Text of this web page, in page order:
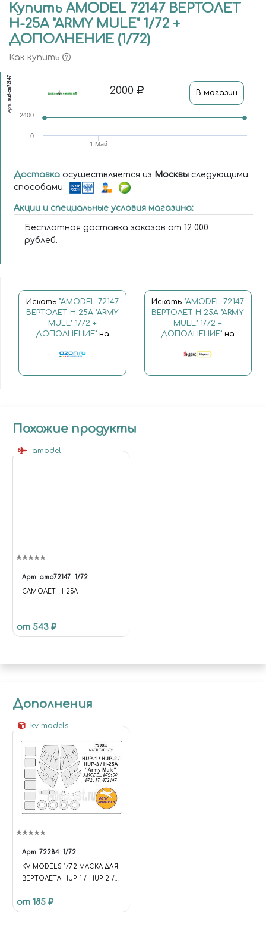
Купить AMODEL 72147 ВЕРТОЛЕТ
H-25A "ARMY MULE" 1/72 +
ДОПОЛНЕНИE (1/72)
Как купить
Арт.
sud-am72147 2000 В магазин
1 Май
0
2400
Доставка осуществляется из Москвы следующими
способами:
Акции и специальные условия магазина:
Бесплатная доставка заказов от 12 000
рублей.
Искать "AMODEL 72147
ВЕРТОЛЕТ H-25A "ARMY
MULE" 1/72 +
ДОПОЛНЕНИE"на
Искать "AMODEL 72147
ВЕРТОЛЕТ H-25A "ARMY
MULE" 1/72 +
ДОПОЛНЕНИE" на
Похожие продукты
amodel
Арт. amo72147 1/72
САМОЛЕТ Н-25А
от 543 ₽
Дополнения
kv models
Арт. 72284 1/72
KV MODELS 1/72 МАСКА ДЛЯ
ВЕРТОЛЕТА HUP-1 / HUP-2 /
ДИСКИ И КОЛЕСА
от 185 ₽